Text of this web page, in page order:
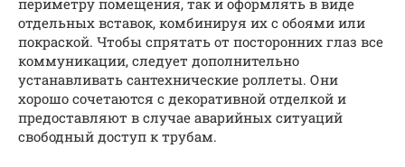
отдельных вставок, комбинируя их с обоями или
покраской. Чтобы спрятать от посторонних глаз все
коммуникации, следует дополнительно
устанавливать сантехнические роллеты. Они
хорошо сочетаются с декоративной отделкой и
предоставляют в случае аварийных ситуаций
свободный доступ к трубам.